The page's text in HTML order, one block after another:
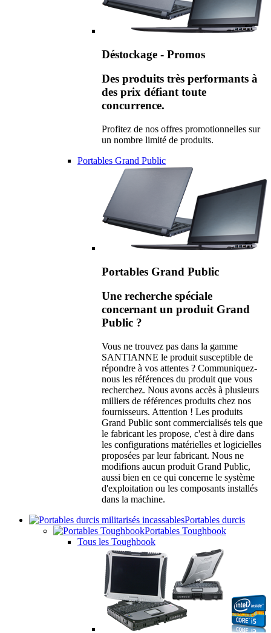
Déstockage - Promos
Des produits très performants à
des prix défiant toute
concurrence.
Profitez de nos offres promotionnelles sur
un nombre limité de produits.
Portables Grand Public
Portables Grand Public
Une recherche spéciale
concernant un produit Grand
Public ?
Vous ne trouvez pas dans la gamme
SANTIANNE le produit susceptible de
répondre à vos attentes ? Communiquez-
nous les références du produit que vous
recherchez. Nous avons accès à plusieurs
milliers de références produits chez nos
fournisseurs. Attention ! Les produits
Grand Public sont commercialisés tels que
le fabricant les propose, c'est à dire dans
les configurations matérielles et logicielles
proposées par leur fabricant. Nous ne
modifions aucun produit Grand Public,
aussi bien en ce qui concerne le système
d'exploitation ou les composants installés
dans la machine.
Portables durcis
Portables Toughbook
Tous les Toughbook